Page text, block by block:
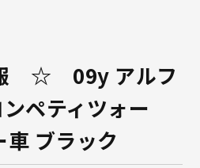
☆ 09y アルフ
ペティツォー
ブラック